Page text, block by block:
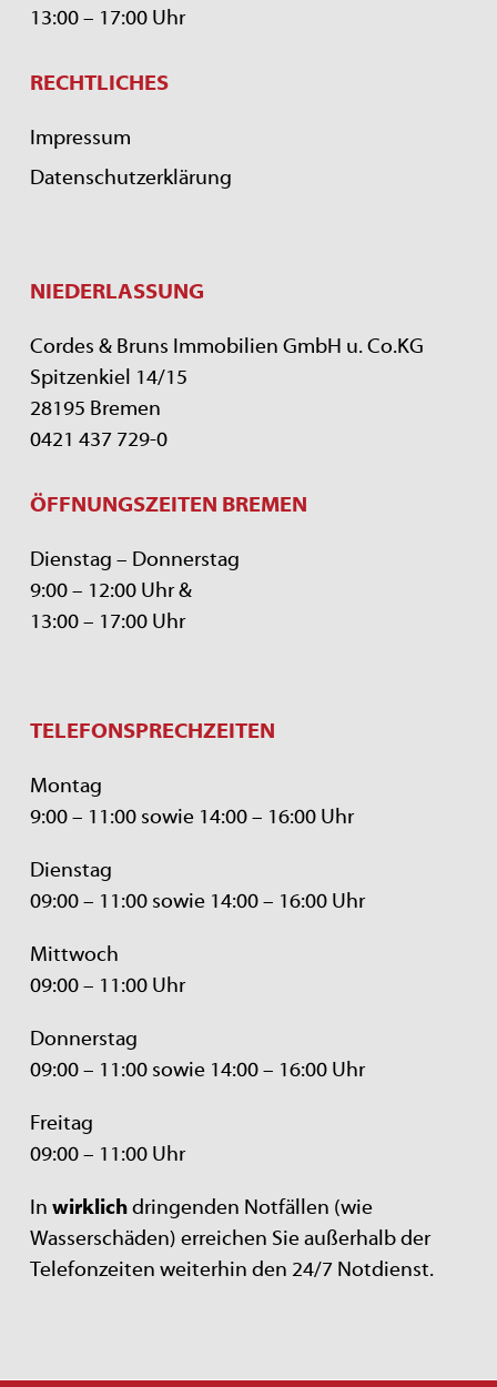
13:00 – 17:00 Uhr
RECHTLICHES
Impressum
Datenschutzerklärung
NIEDERLASSUNG
Cordes & Bruns Immobilien GmbH u. Co.KG
Spitzenkiel 14/15
28195 Bremen
0421 437 729-0
ÖFFNUNGSZEITEN BREMEN
Dienstag – Donnerstag
9:00 – 12:00 Uhr &
13:00 – 17:00 Uhr
TELEFONSPRECHZEITEN
Montag
9:00 – 11:00 sowie 14:00 – 16:00 Uhr
Dienstag
09:00 – 11:00 sowie 14:00 – 16:00 Uhr
Mittwoch
09:00 – 11:00 Uhr
Donnerstag
09:00 – 11:00 sowie 14:00 – 16:00 Uhr
Freitag
09:00 – 11:00 Uhr
In wirklichdringenden Notfällen (wie
Wasserschäden) erreichen Sie außerhalb der
Telefonzeiten weiterhin den 24/7 Notdienst.